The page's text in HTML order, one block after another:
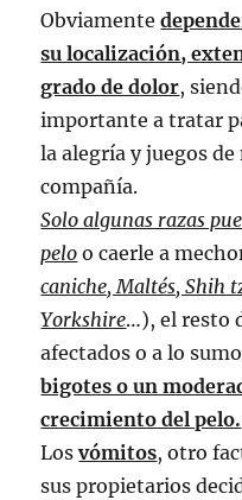
Obviamente
su localización,
grado de dolor,
importante a tratar
la alegría y juegos
compañía.
Solo algunas razas
pelo o caerle a
caniche, Maltés, Shih
Yorkshire…), el resto
afectados o a lo
bigotes o un
crecimiento del pelo.
Losvómitos, otro
sus propietarios